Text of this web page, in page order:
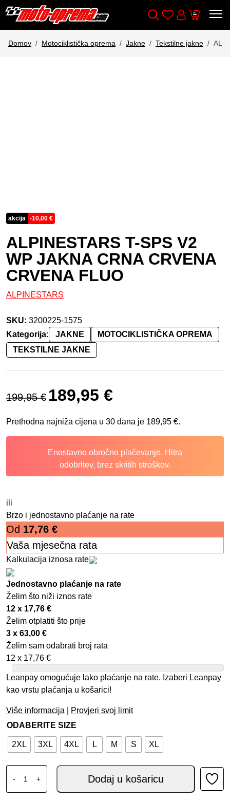
Wishlist
Cart
Domov Motociklistička oprema Jakne Tekstilne jakne
akcija -10,00 €
ALPINESTARS T-SPS V2
WP JAKNA CRNA CRVENA
CRVENA FLUO
ALPINESTARS
SKU: 3200225-1575
Kategorija:
JAKNE
MOTOCIKLISTIČKA OPREMA
TEKSTILNE JAKNE
199,95€
Izvorna cijena bila je: 199,95 €.
189,95 €
Prethodna najniža cijena u 30 dana je 189,95 €.
Enostavno obročno plačevanje. Hitra
odobritev, brez skritih stroškov.
ili
Brzo i jednostavno plaćanje na rate
Od 17,76 €
Vaša mjesečna rata
Kalkulacija iznosa rate
Jednostavno plaćanje na rate
Želim što niži iznos rate
12 x 17,76 €
Želim otplatiti što prije
3 x 63,00 €
Želim sam odabrati broj rata
12 x 17,76 €
Leanpay omogućuje lako plaćanje na rate. Izaberi Leanpay
kao vrstu plaćanja u košarici!
Više informacija
Provjeri svoj limit
ODABERITE SIZE
2XL 3XL 4XL L M S XL
-
ALPINESTARS T-SPS V2 WP JAKNA CRNA CRVENA
+ Dodaj u košaricu